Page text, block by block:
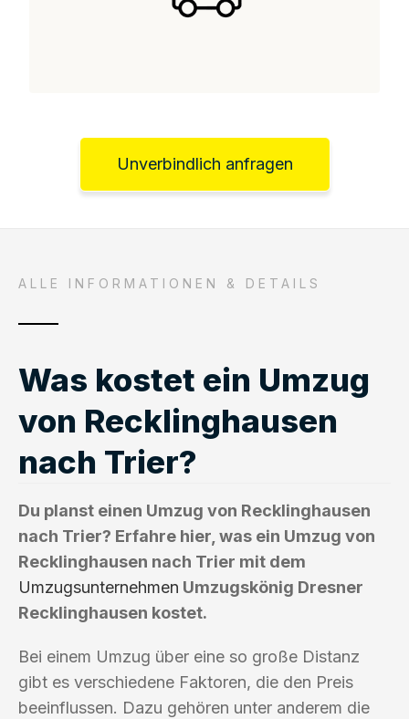
Unverbindlich anfragen
ALLE INFORMATIONEN & DETAILS
Was kostet ein Umzug
von Recklinghausen
nach Trier?
Du planst einen Umzug von Recklinghausen
nach Trier? Erfahre hier, was ein Umzug von
Recklinghausen nach Trier mit dem
Umzugsunternehmen Umzugskönig Dresner
Recklinghausen kostet.
Bei einem Umzug über eine so große Distanz
gibt es verschiedene Faktoren, die den Preis
beeinflussen. Dazu gehören unter anderem die